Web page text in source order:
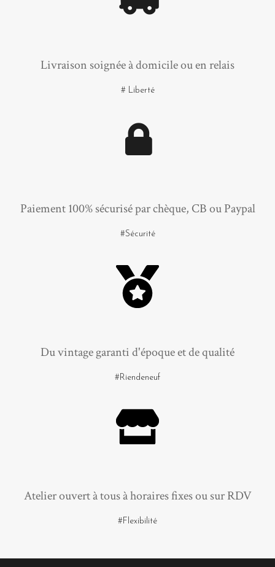
Livraison soignée à domicile ou en relais
# Liberté
Paiement 100% sécurisé par chèque, CB ou Paypal
#Sécurité
Du vintage garanti d'époque et de qualité
#Riendeneuf
Atelier ouvert à tous à horaires fixes ou sur RDV
#Flexibilité